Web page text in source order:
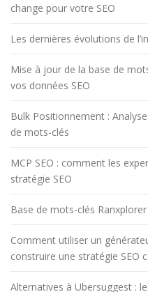
change pour votre SEO
Les dernières évolutions de
Mise à jour de la base de
vos données SEO
Bulk Positionnement :
de mots-clés
MCP SEO : comment les
stratégie SEO
Base de mots-clés
Comment utiliser un
construire une stratégie SEO
Alternatives à Ubersuggest :